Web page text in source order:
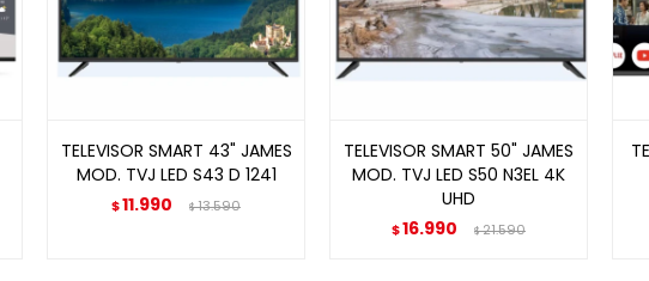
TELEVISOR SMART 43" JAMES
MOD. TVJ LED S43 D 1241
$11.990 $13.590
TELEVISOR SMART 50" JAMES
MOD. TVJ LED S50 N3EL 4K
UHD
$16.990 $21.590